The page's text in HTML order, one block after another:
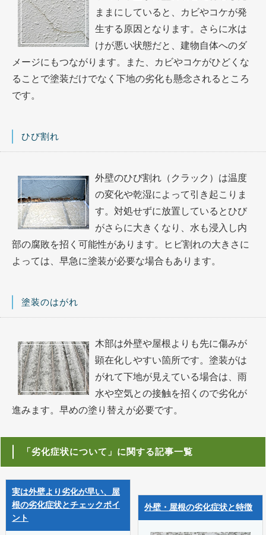
ままにしていると、カビやコケが発
生する原因となります。さらに水は
けが悪い状態だと、建物自体へのダ
メージにもつながります。また、カビやコケがひどくな
ることで塗装だけでなく下地の劣化も懸念されるところ
です。
ひび割れ
外壁のひび割れ（クラック）は温度
の変化や乾湿によって引き起こりま
す。対処せずに放置しているとひび
がさらに大きくなり、水も浸入し内
部の腐敗を招く可能性があります。ヒビ割れの大きさに
よっては、早急に塗装が必要な場合もあります。
塗装のはがれ
木部は外壁や屋根よりも先に傷みが
顕在化しやすい箇所です。塗装がは
がれて下地が見えている場合は、雨
水や空気との接触を招くので劣化が
進みます。早めの塗り替えが必要です。
「劣化症状について」に関する記事一覧
実は外壁より劣化が早い、屋
根の劣化症状とチェックポイ
ント
外壁・屋根の劣化症状と特徴